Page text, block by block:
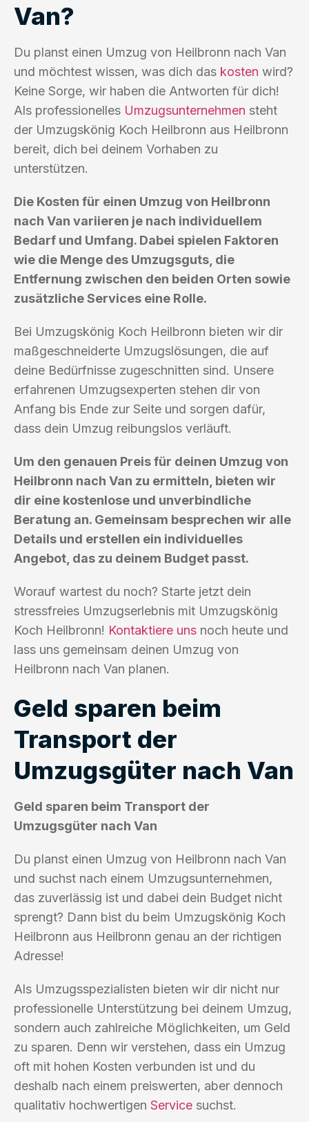
Van?
Du planst einen Umzug von Heilbronn nach Van
und möchtest wissen, was dich das kosten wird?
Keine Sorge, wir haben die Antworten für dich!
Als professionelles Umzugsunternehmen steht
der Umzugskönig Koch Heilbronn aus Heilbronn
bereit, dich bei deinem Vorhaben zu
unterstützen.
Die Kosten für einen Umzug von Heilbronn
nach Van variieren je nach individuellem
Bedarf und Umfang. Dabei spielen Faktoren
wie die Menge des Umzugsguts, die
Entfernung zwischen den beiden Orten sowie
zusätzliche Services eine Rolle.
Bei Umzugskönig Koch Heilbronn bieten wir dir
maßgeschneiderte Umzugslösungen, die auf
deine Bedürfnisse zugeschnitten sind. Unsere
erfahrenen Umzugsexperten stehen dir von
Anfang bis Ende zur Seite und sorgen dafür,
dass dein Umzug reibungslos verläuft.
Um den genauen Preis für deinen Umzug von
Heilbronn nach Van zu ermitteln, bieten wir
dir eine kostenlose und unverbindliche
Beratung an. Gemeinsam besprechen wir alle
Details und erstellen ein individuelles
Angebot, das zu deinem Budget passt.
Worauf wartest du noch? Starte jetzt dein
stressfreies Umzugserlebnis mit Umzugskönig
Koch Heilbronn! Kontaktiere uns noch heute und
lass uns gemeinsam deinen Umzug von
Heilbronn nach Van planen.
Geld sparen beim
Transport der
Umzugsgüter nach Van
Geld sparen beim Transport der
Umzugsgüter nach Van
Du planst einen Umzug von Heilbronn nach Van
und suchst nach einem Umzugsunternehmen,
das zuverlässig ist und dabei dein Budget nicht
sprengt? Dann bist du beim Umzugskönig Koch
Heilbronn aus Heilbronn genau an der richtigen
Adresse!
Als Umzugsspezialisten bieten wir dir nicht nur
professionelle Unterstützung bei deinem Umzug,
sondern auch zahlreiche Möglichkeiten, um Geld
zu sparen. Denn wir verstehen, dass ein Umzug
oft mit hohen Kosten verbunden ist und du
deshalb nach einem preiswerten, aber dennoch
qualitativ hochwertigen Service suchst.